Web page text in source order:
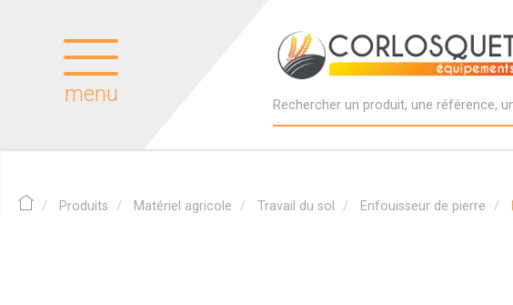
menu
Produits Matériel agricole Travail du sol Enfouisseur de pierre